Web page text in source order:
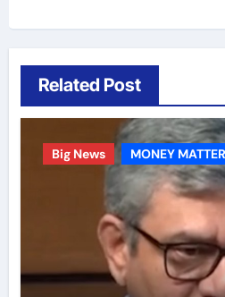
Related Post
Big News MONEY